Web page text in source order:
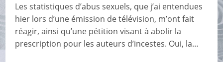
Les statistiques d’abus sexuels, que j’ai entendues
hier lors d’une émission de télévision, m’ont fait
réagir, ainsi qu’une pétition visant à abolir la
prescription pour les auteurs d’incestes. Oui, la…